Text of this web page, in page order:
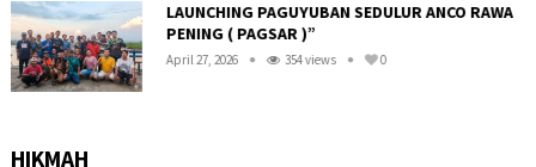
LAUNCHING PAGUYUBAN SEDULUR ANCO RAWA
PENING ( PAGSAR )”
April 27, 2026 354 views 0
HIKMAH